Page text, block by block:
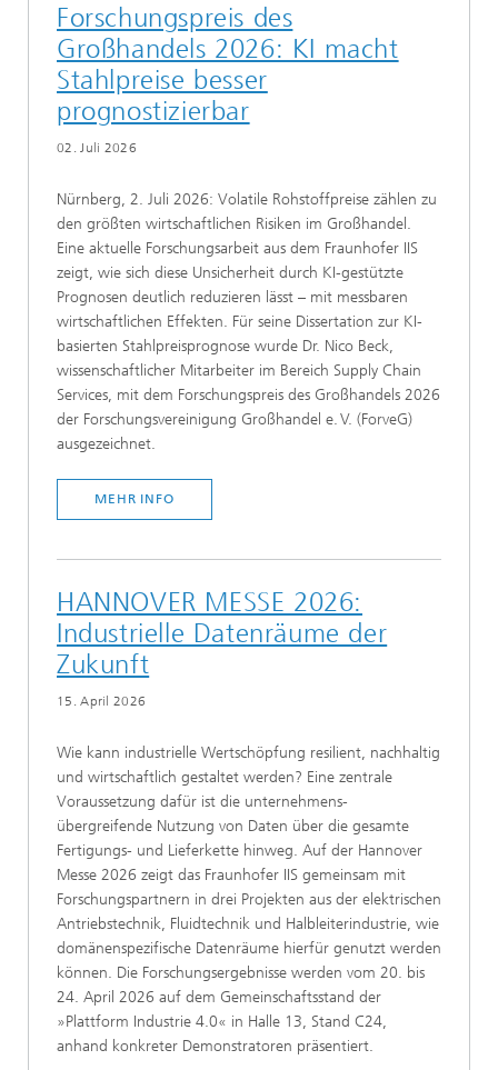
Forschungspreis des
Großhandels 2026: KI macht
Stahlpreise besser
prognostizierbar
02. Juli 2026
Nürnberg, 2. Juli 2026: Volatile Rohstoffpreise zählen zu
den größten wirtschaftlichen Risiken im Großhandel.
Eine aktuelle Forschungsarbeit aus dem Fraunhofer IIS
zeigt, wie sich diese Unsicherheit durch KI-gestützte
Prognosen deutlich reduzieren lässt – mit messbaren
wirtschaftlichen Effekten. Für seine Dissertation zur KI-
basierten Stahlpreisprognose wurde Dr. Nico Beck,
wissenschaftlicher Mitarbeiter im Bereich Supply Chain
Services, mit dem Forschungspreis des Großhandels 2026
der Forschungsvereinigung Großhandel e. V. (ForveG)
ausgezeichnet.
MEHR INFO
HANNOVER MESSE 2026:
Industrielle Datenräume der
Zukunft
15. April 2026
Wie kann industrielle Wertschöpfung resilient, nachhaltig
und wirtschaftlich gestaltet werden? Eine zentrale
Voraussetzung dafür ist die unternehmens-
übergreifende Nutzung von Daten über die gesamte
Fertigungs- und Lieferkette hinweg. Auf der Hannover
Messe 2026 zeigt das Fraunhofer IIS gemeinsam mit
Forschungspartnern in drei Projekten aus der elektrischen
Antriebstechnik, Fluidtechnik und Halbleiterindustrie, wie
domänenspezifische Datenräume hierfür genutzt werden
können. Die Forschungsergebnisse werden vom 20. bis
24. April 2026 auf dem Gemeinschaftsstand der
»Plattform Industrie 4.0« in Halle 13, Stand C24,
anhand konkreter Demonstratoren präsentiert.